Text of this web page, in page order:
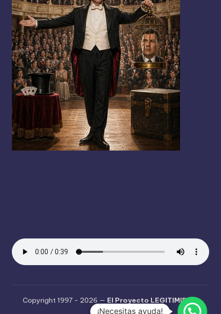
Copyright 1997 - 2026 — El Proyecto LEGITIMIDAD.
¡Necesitas ayuda!